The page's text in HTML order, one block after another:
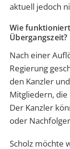
aktuell jedoch
Wie
Übergangszeit?
Nach einer
Regierung
den Kanzler
Mitgliedern,
Der Kanzler
oder
Scholz möchte